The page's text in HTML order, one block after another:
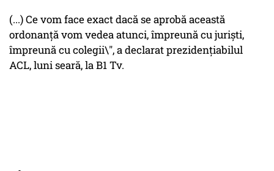
(...) Ce vom face exact dacă se aprobă această
ordonanță vom vedea atunci, împreună cu juriști,
împreună cu colegii\", a declarat prezidențiabilul
ACL, luni seară, la B1 Tv.